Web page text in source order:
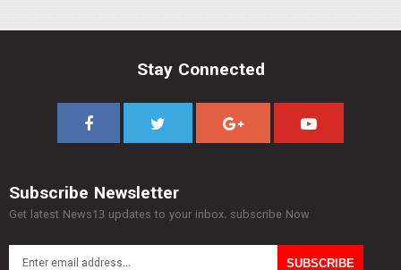
Stay Connected
Subscribe Newsletter
Get latest News13 updates to your inbox. subscribe Now